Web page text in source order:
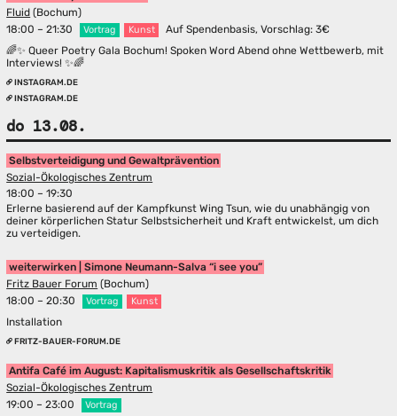
Fluid (Bochum)
18:00 – 21:30
Vortrag Kunst
Auf Spendenbasis, Vorschlag: 3€
🌈✨ Queer Poetry Gala Bochum! Spoken Word Abend ohne Wettbewerb, mit
Interviews! ✨🌈
INSTAGRAM.DE
INSTAGRAM.DE
do 13.08.
Selbstverteidigung und Gewaltprävention
Sozial-Ökologisches Zentrum
18:00 – 19:30
Erlerne basierend auf der Kampfkunst Wing Tsun, wie du unabhängig von
deiner körperlichen Statur Selbstsicherheit und Kraft entwickelst, um dich
zu verteidigen.
weiterwirken | Simone Neumann-Salva “i see you”
Fritz Bauer Forum (Bochum)
18:00 – 20:30
Vortrag Kunst
Installation
FRITZ-BAUER-FORUM.DE
Antifa Café im August: Kapitalismuskritik als Gesellschaftskritik
Sozial-Ökologisches Zentrum
19:00 – 23:00
Vortrag